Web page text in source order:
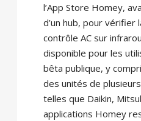
l’App Store Homey,
d’un hub, pour vérifier
contrôle AC sur
disponible pour les
bêta publique, y
des unités de
telles que Daikin,
applications Homey